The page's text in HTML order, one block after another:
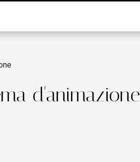
d'animazione